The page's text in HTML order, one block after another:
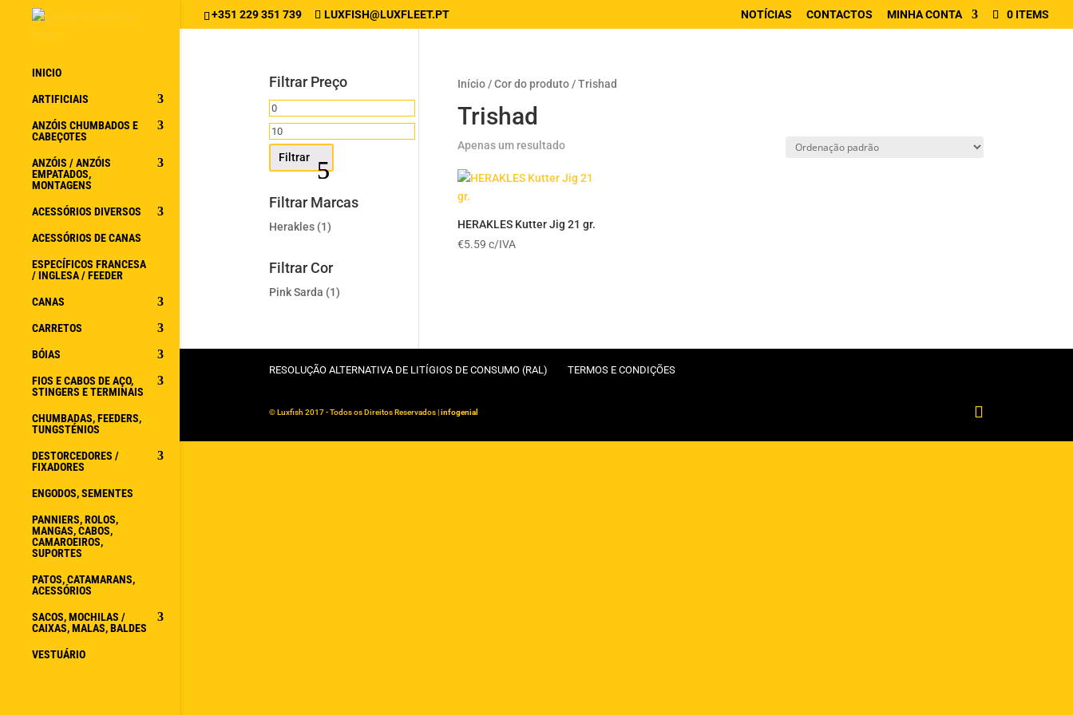
+351 229 351 739 LUXFISH@LUXFLEET.PT NOTÍCIAS CONTACTOS MINHA CONTA 0 ITEMS
INICIO
ARTIFICIAIS
ANZÓIS CHUMBADOS E
CABEÇOTES
ANZÓIS / ANZÓIS
EMPATADOS,
MONTAGENS
ACESSÓRIOS DIVERSOS
ACESSÓRIOS DE CANAS
ESPECÍFICOS FRANCESA
/ INGLESA / FEEDER
CANAS
CARRETOS
BÓIAS
FIOS E CABOS DE AÇO,
STINGERS E TERMINAIS
CHUMBADAS, FEEDERS,
TUNGSTÉNIOS
DESTORCEDORES /
FIXADORES
ENGODOS, SEMENTES
PANNIERS, ROLOS,
MANGAS, CABOS,
CAMAROEIROS,
SUPORTES
PATOS, CATAMARANS,
ACESSÓRIOS
SACOS, MOCHILAS /
CAIXAS, MALAS, BALDES
VESTUÁRIO
Início / Cor do produto / Trishad
Trishad
Apenas um resultado
HERAKLES Kutter Jig 21 gr.
€5.59 c/IVA
Filtrar Preço
Preço
mínimo
Preço
máximo
Filtrar
Filtrar Marcas
Herakles (1)
Filtrar Cor
Pink Sarda (1)
RESOLUÇÃO ALTERNATIVA DE LITÍGIOS DE CONSUMO (RAL) TERMOS E CONDIÇÕES
© Luxfish 2017 - Todos os Direitos Reservados | infogenial